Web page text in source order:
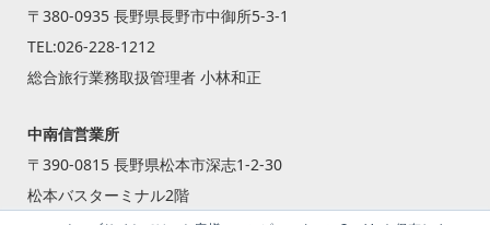
〒380-0935 長野県長野市中御所5-3-1
TEL:026-228-1212
総合旅行業務取扱管理者 小林和正
中南信営業所
〒390-0815 長野県松本市深志1-2-30
松本バスターミナル2階